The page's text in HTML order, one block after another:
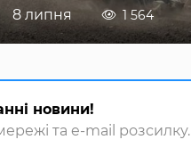
8 липня 1 564
новини!
та e-mail розсилку.